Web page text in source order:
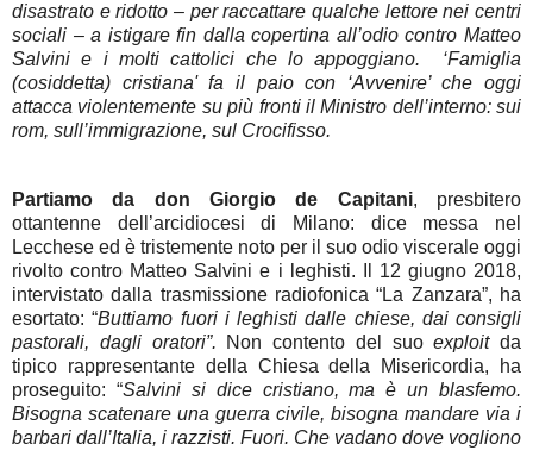
disastrato e ridotto – per raccattare qualche lettore nei centri
sociali – a istigare fin dalla copertina all’odio contro Matteo
Salvini e i molti cattolici che lo appoggiano. ‘Famiglia
(cosiddetta) cristiana' fa il paio con ‘Avvenire’ che oggi
attacca violentemente su più fronti il Ministro dell’interno: sui
rom, sull’immigrazione, sul Crocifisso.
Partiamo da don Giorgio de Capitani, presbitero
ottantenne dell’arcidiocesi di Milano: dice messa nel
Lecchese ed è tristemente noto per il suo odio viscerale oggi
rivolto contro Matteo Salvini e i leghisti. Il 12 giugno 2018,
intervistato dalla trasmissione radiofonica “La Zanzara”, ha
esortato: “Buttiamo fuori i leghisti dalle chiese, dai consigli
pastorali, dagli oratori”.
Non contento del suoexploit da
tipico rappresentante della Chiesa della Misericordia, ha
proseguito: “Salvini si dice cristiano, ma è un blasfemo.
Bisogna scatenare una guerra civile, bisogna mandare via i
barbari dall’Italia, i razzisti. Fuori. Che vadano dove vogliono